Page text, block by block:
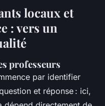
locaux et
: vers un
professeurs
par identifier
et réponse : ici,